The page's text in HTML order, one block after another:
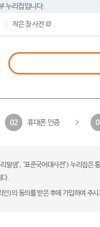
누리집입니다.
작은 창 사전
02 휴대폰 인증
말샘’, ‘표준국어대사전’) 누리집
다.
)의 동의를 받은 후에 가입하여 주